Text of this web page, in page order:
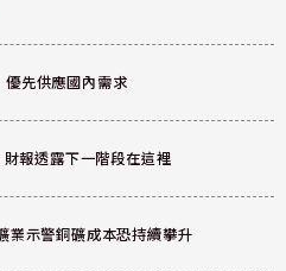
先供應國內需求
報透露下一階段在這裡
業示警銅礦成本恐持續攀升